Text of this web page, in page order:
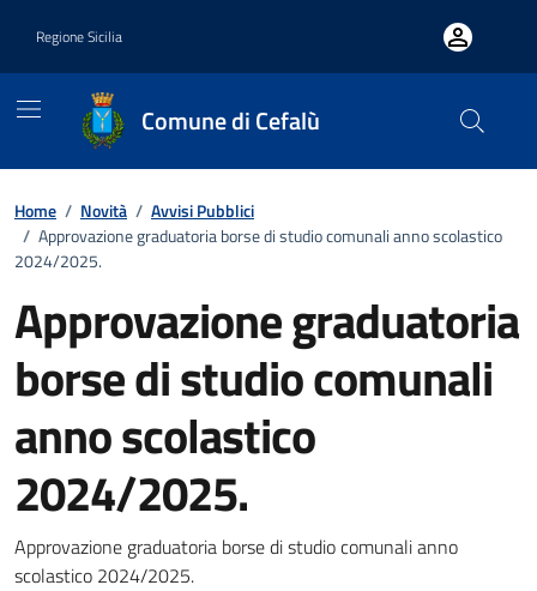
Regione Sicilia
Comune di Cefalù
Home / Novità / Avvisi Pubblici
/ Approvazione graduatoria borse di studio comunali anno scolastico
2024/2025.
Approvazione graduatoria
borse di studio comunali
anno scolastico
2024/2025.
Dettagli della notizia
Approvazione graduatoria borse di studio comunali anno
scolastico 2024/2025.